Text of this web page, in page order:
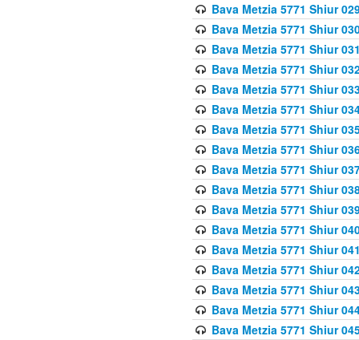
Bava Metzia 5771 Shiur
Bava Metzia 5771 Shiur
Bava Metzia 5771 Shiur
Bava Metzia 5771 Shiur
Bava Metzia 5771 Shiur
Bava Metzia 5771 Shiur
Bava Metzia 5771 Shiur
Bava Metzia 5771 Shiur
Bava Metzia 5771 Shiur
Bava Metzia 5771 Shiur
Bava Metzia 5771 Shiur
Bava Metzia 5771 Shiur
Bava Metzia 5771 Shiur
Bava Metzia 5771 Shiur
Bava Metzia 5771 Shiur
Bava Metzia 5771 Shiur
Bava Metzia 5771 Shiur